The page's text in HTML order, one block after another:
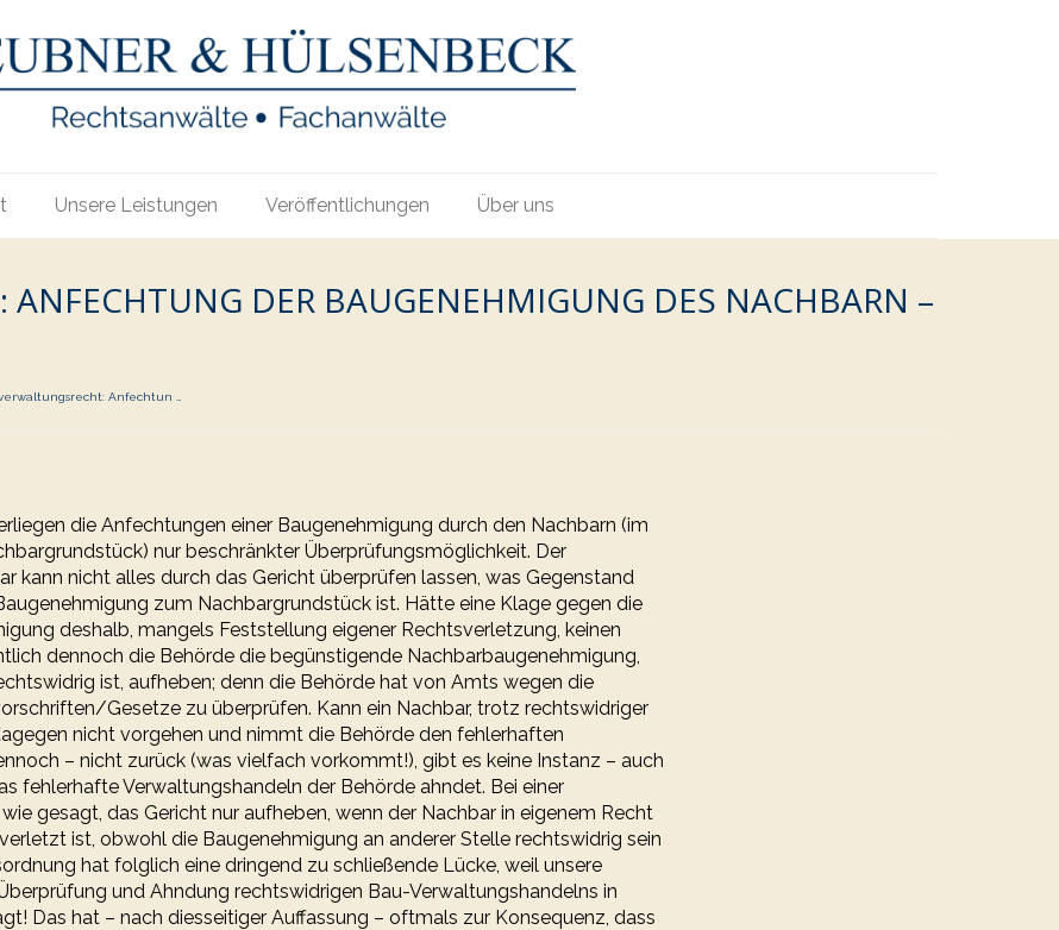
Unsere Leistungen Veröffentlichungen Über uns
ANFECHTUNG DER BAUGENEHMIGUNG DES NACHBARN –
Anfechtun …
die Anfechtungen einer Baugenehmigung durch den Nachbarn (im
nur beschränkter Überprüfungsmöglichkeit. Der
kann nicht alles durch das Gericht überprüfen lassen, was Gegenstand
zum Nachbargrundstück ist. Hätte eine Klage gegen die
deshalb, mangels Feststellung eigener Rechtsverletzung, keinen
dennoch die Behörde die begünstigende Nachbarbaugenehmigung,
ist, aufheben; denn die Behörde hat von Amts wegen die
Gesetze zu überprüfen. Kann ein Nachbar, trotz rechtswidriger
nicht vorgehen und nimmt die Behörde den fehlerhaften
– nicht zurück (was vielfach vorkommt!), gibt es keine Instanz – auch
fehlerhafte Verwaltungshandeln der Behörde ahndet. Bei einer
gesagt, das Gericht nur aufheben, wenn der Nachbar in eigenem Recht
ist, obwohl die Baugenehmigung an anderer Stelle rechtswidrig sein
hat folglich eine dringend zu schließende Lücke, weil unsere
und Ahndung rechtswidrigen Bau-Verwaltungshandelns in
Das hat – nach diesseitiger Auffassung – oftmals zur Konsequenz, dass